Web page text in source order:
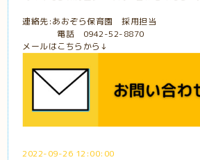
連絡先:あおぞら保育園 採用担当
電話 0942-52-8870
メールはこちらから↓
2022-09-26 12:00:00